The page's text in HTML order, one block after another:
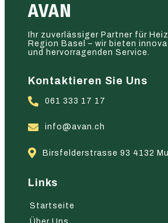
AVAN
Ihr zuverlässiger Partner für
Region Basel – wir bieten
und hervorragenden Service.
Kontaktieren Sie Uns
061 333 17 17
info@avan.ch
Birsfelderstrasse 93 4132
Links
Startseite